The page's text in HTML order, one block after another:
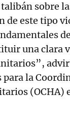
sobre
de este tipo
una clara
para la
(OCHA)